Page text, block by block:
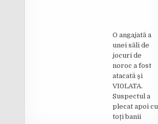
O angajată a
unei săli de
jocuri de
noroc a fost
atacată și
VI0LATA.
Suspectul a
plecat apoi cu
toți banii